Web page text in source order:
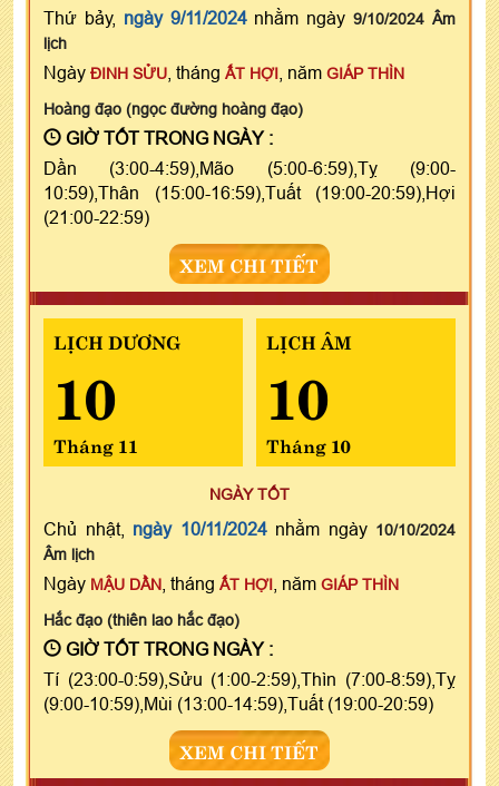
Thứ bảy, ngày 9/11/2024nhằm ngày9/10/2024 Âm
lịch
Ngày ĐINH SỬU , tháng ẤT HỢI , năm GIÁP THÌN
Hoàng đạo (ngọc đường hoàng đạo)
GIỜ TỐT TRONG NGÀY :
Dần (3:00-4:59),Mão (5:00-6:59),Tỵ (9:00-
10:59),Thân (15:00-16:59),Tuất (19:00-20:59),Hợi
(21:00-22:59)
XEM CHI TIẾT
LỊCH DƯƠNG
10
Tháng 11
LỊCH ÂM
10
Tháng 10
NGÀY TỐT
Chủ nhật, ngày 10/11/2024nhằm ngày 10/10/2024
Âm lịch
Ngày MẬU DẦN , tháng ẤT HỢI , năm GIÁP THÌN
Hắc đạo (thiên lao hắc đạo)
GIỜ TỐT TRONG NGÀY :
Tí (23:00-0:59),Sửu (1:00-2:59),Thìn (7:00-8:59),Tỵ
(9:00-10:59),Mùi (13:00-14:59),Tuất (19:00-20:59)
XEM CHI TIẾT